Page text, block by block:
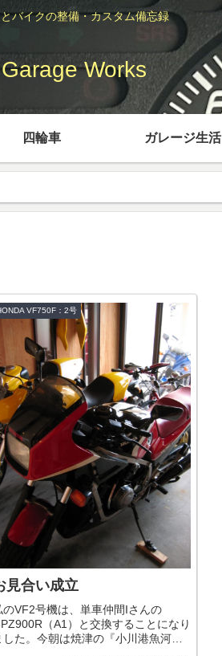
バイクの整備・カスタム備忘録
Works
四輪車 ガレージ生活
VF750F：2号
見合い成立
のVF2号機は、単車仲間Iさんの
（A1）と交換することになり
した。今朝は焼津の『小川港魚河岸